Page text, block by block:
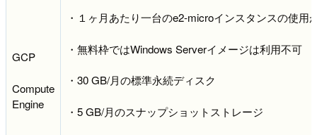
GCP
Compute
Engine
・１ヶ月あたり一台のe2-microインスタンスの使用
・無料枠ではWindows Serverイメージは利用不可
・30 GB/月の標準永続ディスク
・5 GB/月のスナップショットストレージ